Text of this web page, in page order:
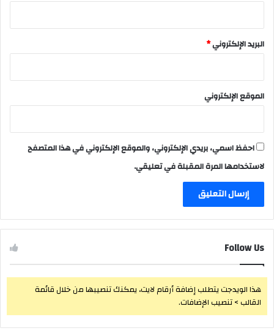
البريد الإلكتروني*
الموقع الإلكتروني
احفظ اسمي، بريدي الإلكتروني، والموقع الإلكتروني في هذا المتصفح
لاستخدامها المرة المقبلة في تعليقي.
Follow Us
هذا الويدجت يتطلب إضافة أرقام لايت، يمكنك تنصيبها من خلال قائمة
القالب > تنصيب الإضافات.